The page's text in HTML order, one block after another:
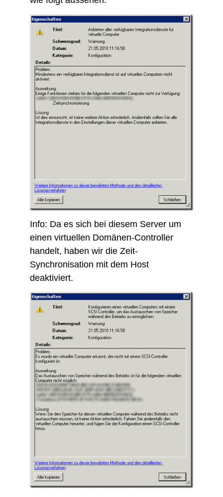
Info: Da es sich bei diesem Server um
einen virtuellen Domänen-Controller
handelt, haben wir die Zeit-
Synchronisation mit dem Host
deaktiviert.